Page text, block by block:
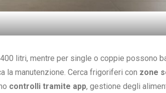
litri, mentre per single o coppie possono
la manutenzione. Cerca frigoriferi con zone
controlli tramite app, gestione degli